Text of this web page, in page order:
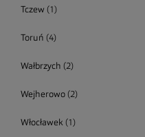
Tczew (1)
Toruń (4)
Wałbrzych (2)
Wejherowo (2)
Włocławek (1)